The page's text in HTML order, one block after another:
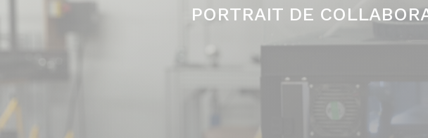
PORTRAIT DE